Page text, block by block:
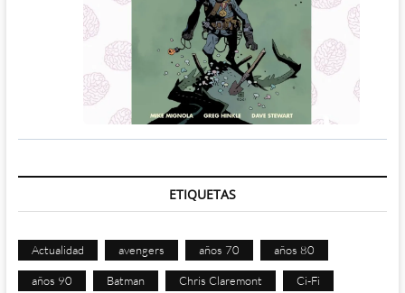
ETIQUETAS
Actualidad avengers años 70 años 80
años 90 Batman Chris Claremont Ci-Fi